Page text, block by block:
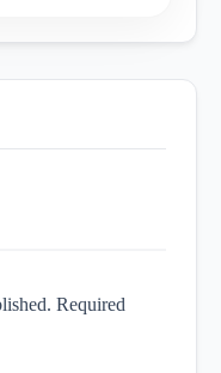
Required